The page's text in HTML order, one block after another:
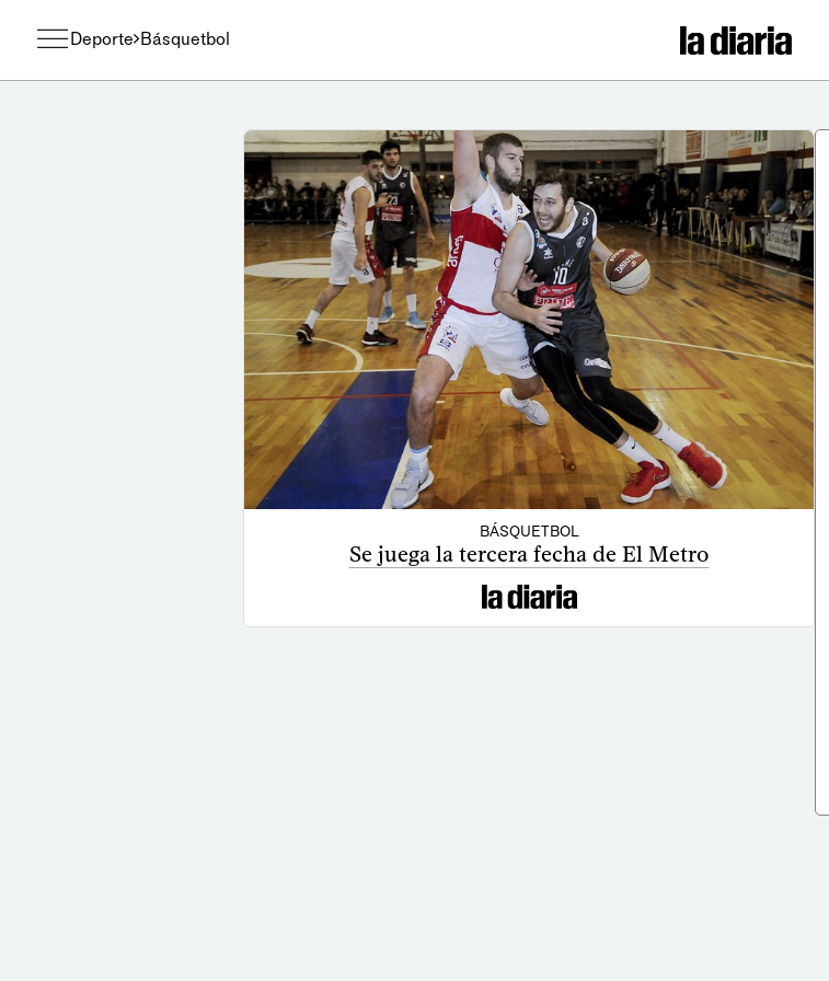
Deporte Básquetbol
BÁSQUETBOL
Se juega la tercera fecha de El Metro